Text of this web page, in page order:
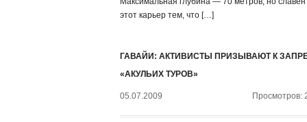
этот карьер тем, что […]
ГАВАЙИ: АКТИВИСТЫ ПРИЗЫВАЮТ К
«АКУЛЬИХ ТУРОВ»
05.07.2009 Просмотров: